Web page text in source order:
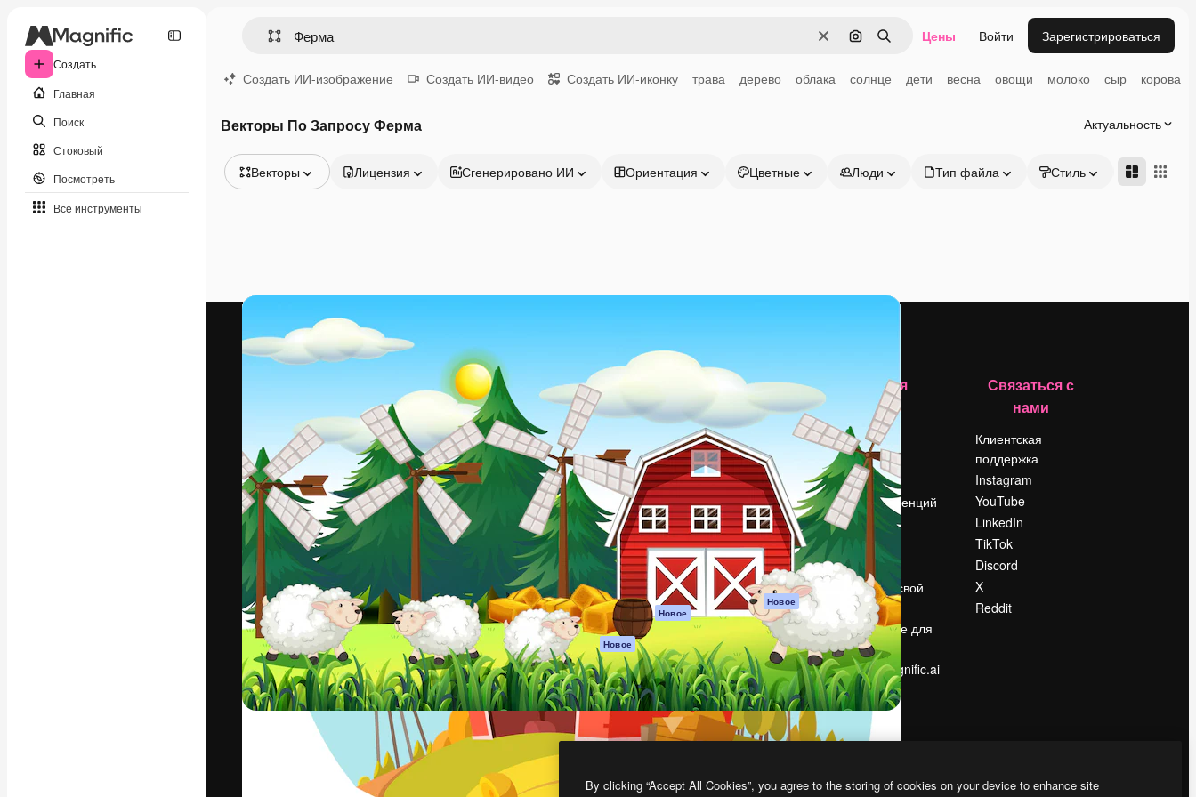
Создать
Главная
Поиск
Стоковый
Посмотреть
Все инструменты
ОчиститьПоиск по изображению
Поиск Цены Войти Зарегистрироваться
Создать ИИ-изображение Создать ИИ-видео Создать ИИ-иконку трава дерево облака солнце дети весна овощи молоко сыр корова
Векторы По Запросу Ферма Актуальность
Векторы
Видео
Моушн-дизайн
Видеошаблоны
Иконки
Лицензия Сгенерировано ИИ Ориентация Цветные Люди Тип файла Стиль Адвансд
Креативная платформа для создания
ваших лучших работ. Более 1 миллиона
подписчиков среди креаторов,
предприятий, агентств и студий.
Pусский
Продукция
Spaces
ИИ-помощник
Генератор
изображений ИИ
Генератор видео
ИИ
Генератор голоса
на основе ИИ
Стоковый контент
MCP для
Claude/ChatGPT
Новое
Агенты Новое
API
Мобильное
приложение
Все инструменты
Magnific
Начать
Academy
Документация по
Пакету ИИ
Служба
поддержки
Условия и
положения
Политика
конфиденциальности
Оригиналы Новое
Политика файлов
cookie
Центр доверия
Партнеры
Предприятие
Компания
О нас
Reviews
Вакансии
Поиск тенденций
Блог
События
Slidesgo
Продайте свой
контент
Помещение для
прессы
Ищете magnific.ai
Связаться с
нами
Клиентская
поддержка
Instagram
YouTube
LinkedIn
TikTok
Discord
X
Reddit
By clicking “Accept All Cookies”, you agree to the storing of cookies on your device to enhance site